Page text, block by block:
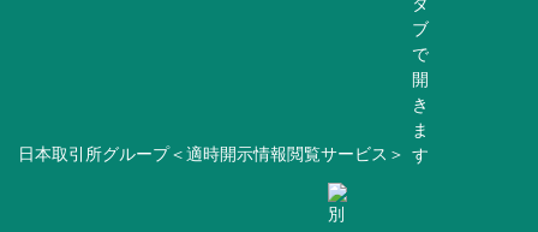
日本取引所グループ＜適時開示情報閲覧サービス＞